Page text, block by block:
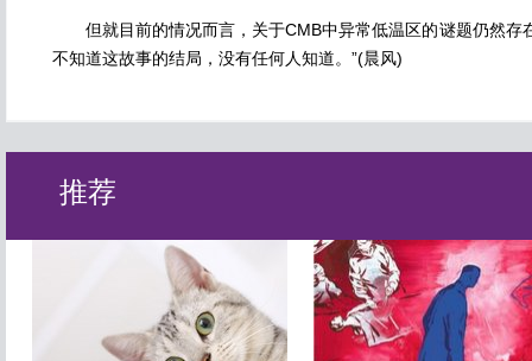
但就目前的情况而言，关于CMB中异常低温区的谜题仍然存
不知道这故事的结局，没有任何人知道。”(晨风)
推荐